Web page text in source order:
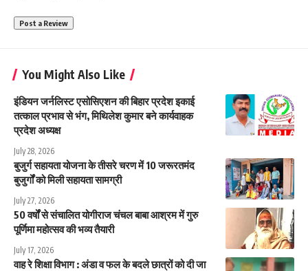
You Might Also Like
इंडियन जर्नलिस्ट एसोसिएशन की बिहार प्रदेश इकाई
तत्काल प्रभाव से भंग, मिथिलेश कुमार बने कार्यवाहक
प्रदेश अध्यक्ष
July 28, 2026
बुजुर्ग सहायता योजना के तीसरे चरण में 10 जरूरतमंद
बुजुर्गों को मिली सहायता सामग्री
July 27, 2026
50 वर्षों से संचालित योगीराज चंचल बाबा आश्रम में गुरु
पूर्णिमा महोत्सव की भव्य तैयारी
July 17, 2026
वाह रे शिक्षा विभाग : अंडा व फल के बदले छात्रों को दी जा